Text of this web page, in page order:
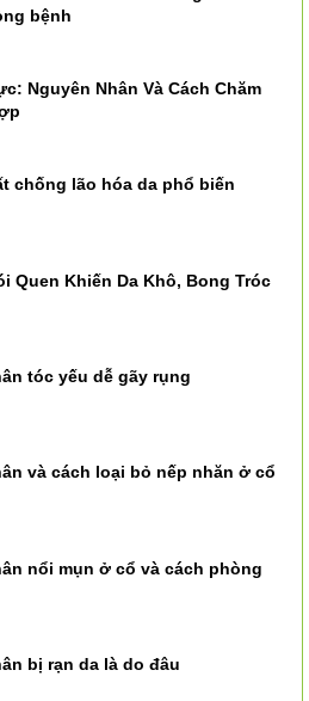
bệnh
Nguyên Nhân Và Cách Chăm
chống lão hóa da phổ biến
Quen Khiến Da Khô, Bong Tróc
tóc yếu dễ gãy rụng
và cách loại bỏ nếp nhăn ở cổ
nổi mụn ở cổ và cách phòng
bị rạn da là do đâu